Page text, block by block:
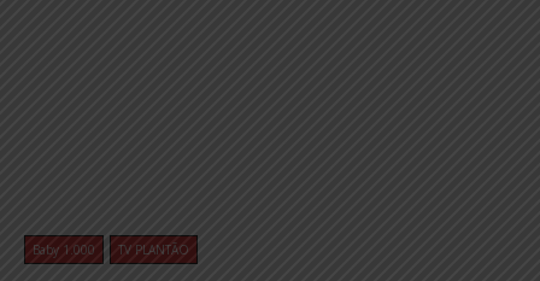
Baby 1.000 TV PLANTÃO